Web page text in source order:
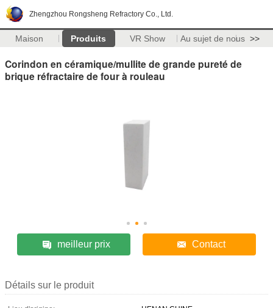
Zhengzhou Rongsheng Refractory Co., Ltd.
Maison Produits VR Show Au sujet de nous >>
Corindon en céramique/mullite de grande pureté de
brique réfractaire de four à rouleau
meilleur prix Contact
Détails sur le produit